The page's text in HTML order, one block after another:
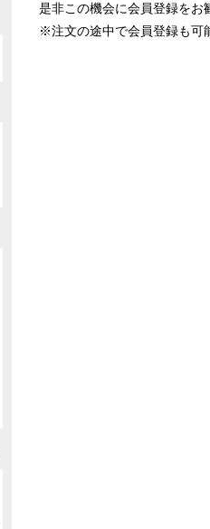
是非この機会に会員登録をお
※注文の途中で会員登録も可